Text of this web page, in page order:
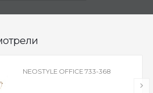
NEOSTYLE OFFICE 733-368